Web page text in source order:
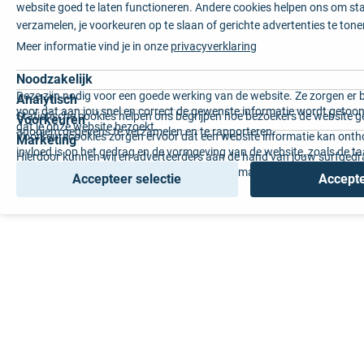
website goed te laten functioneren. Andere cookies helpen ons om
verzamelen, je voorkeuren op te slaan of gerichte advertenties te
Meer informatie vind je in onze privacyverklaring
Noodzakelijk
Deze zijn nodig voor een goede werking van de website. Ze zorgen er
voor dat aan jou snel en correct de gewenste informatie wordt
dat je onze website bezoekt.
Analytisch
Statistische cookies helpen ons begrijpen hoe bezoekers de website
anoniem gegevens te verzamelen en te rapporteren.
Voorkeuren
Voorkeurscookies zorgen ervoor dat een website informatie kan
invloed is op het gedrag en de vormgeving van de website, zoals de
Marketing
Hierdoor kunnen wij en adverteerders aan de hand van jouw
gepersonaliseerde online advertenties en op maat gemaakte content
Accepteer selectie